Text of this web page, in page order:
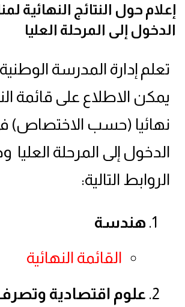
إعلام حول النتائج النهائية
الدخول إلى المرحلة العليا
تعلم إدارة المدرسة الوطنية
يمكن الاطلاع على قائمة
نهائيا (حسب الاختصاص)
الدخول إلى المرحلة العليا
الروابط التالية:
هندسة
القائمة النهائية
علوم اقتصادية